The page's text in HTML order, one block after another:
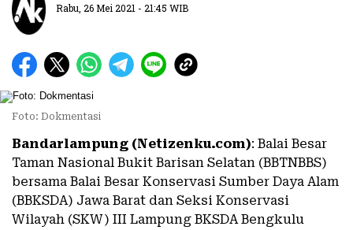
Rabu, 26 Mei 2021 - 21:45 WIB
Foto: Dokmentasi
Bandarlampung (Netizenku.com): Balai Besar
Taman Nasional Bukit Barisan Selatan (BBTNBBS)
bersama Balai Besar Konservasi Sumber Daya Alam
(BBKSDA) Jawa Barat dan Seksi Konservasi
Wilayah (SKW) III Lampung BKSDA Bengkulu